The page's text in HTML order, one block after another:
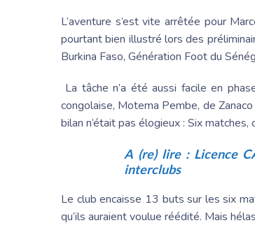
L’aventure s’est vite arrêtée pour
pourtant bien illustré lors des
Burkina Faso, Génération Foot du
La tâche n’a été aussi facile en
congolaise, Motema Pembe, de
bilan n’était pas élogieux : Six
A (re) lire : Licence
interclubs
Le club encaisse 13 buts sur les six
qu’ils auraient voulue réédité. Mais